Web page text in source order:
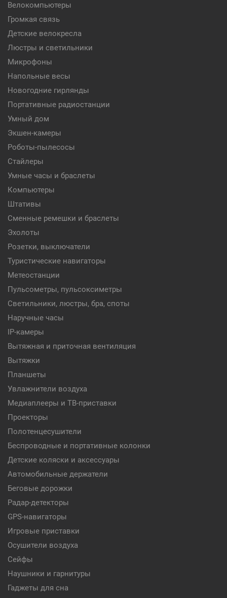
Велокомпьютеры
Громкая связь
Детские велокресла
Люстры и светильники
Микрофоны
Напольные весы
Новогодние гирлянды
Портативные радиостанции
Умный дом
Экшен-камеры
Роботы-пылесосы
Стайлеры
Умные часы и браслеты
Компьютеры
Штативы
Сменные ремешки и браслеты
Эхолоты
Розетки, выключатели
Туристические навигаторы
Метеостанции
Пульсометры, пульсоксиметры
Светильники, люстры, бра, споты
Наручные часы
IP-камеры
Вытяжная и приточная вентиляция
Вытяжки
Планшеты
Увлажнители воздуха
Медиаплееры и ТВ-приставки
Проекторы
Полотенцесушители
Беспроводные и портативные колонки
Детские коляски и аксессуары
Автомобильные держатели
Беговые дорожки
Радар-детекторы
GPS-навигаторы
Игровые приставки
Осушители воздуха
Сейфы
Наушники и гарнитуры
Гаджеты для сна